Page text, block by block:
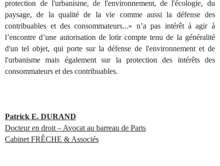
protection de l'urbanisme, de l'environnement, de l'écologie, du
paysage, de la qualité de la vie comme aussi la défense des
contribuables et des consommateurs...» n’a pas intérêt à agir à
l’encontre d’une autorisation de lotir compte tenu de la généralité
d'un tel objet, qui porte sur la défense de l'environnement et de
l'urbanisme mais également sur la protection des intérêts des
consommateurs et des contribuables.
Patrick E. DURAND
Docteur en droit – Avocat au barreau de Paris
Cabinet FRÊCHE & Associés